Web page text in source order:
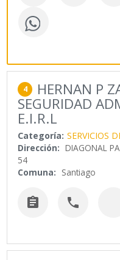
4 HERNAN P
SEGURIDAD
E.I.R.L
Categoría: SERVICIOS
Dirección: DIAGONAL
54
Comuna: Santiago
 